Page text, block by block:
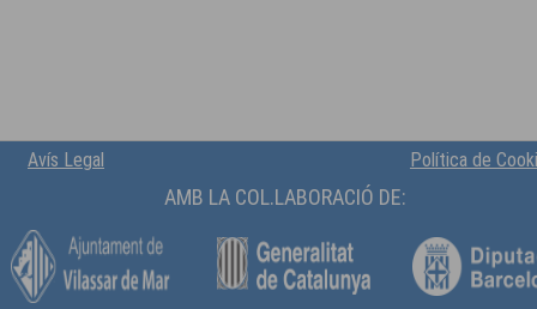
Avís Legal Política de
AMB LA COL.LABORACIÓ DE: